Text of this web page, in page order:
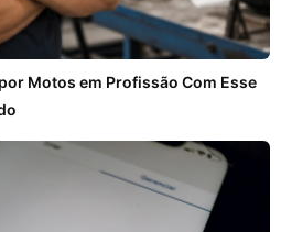
Motos em Profissão Com Esse